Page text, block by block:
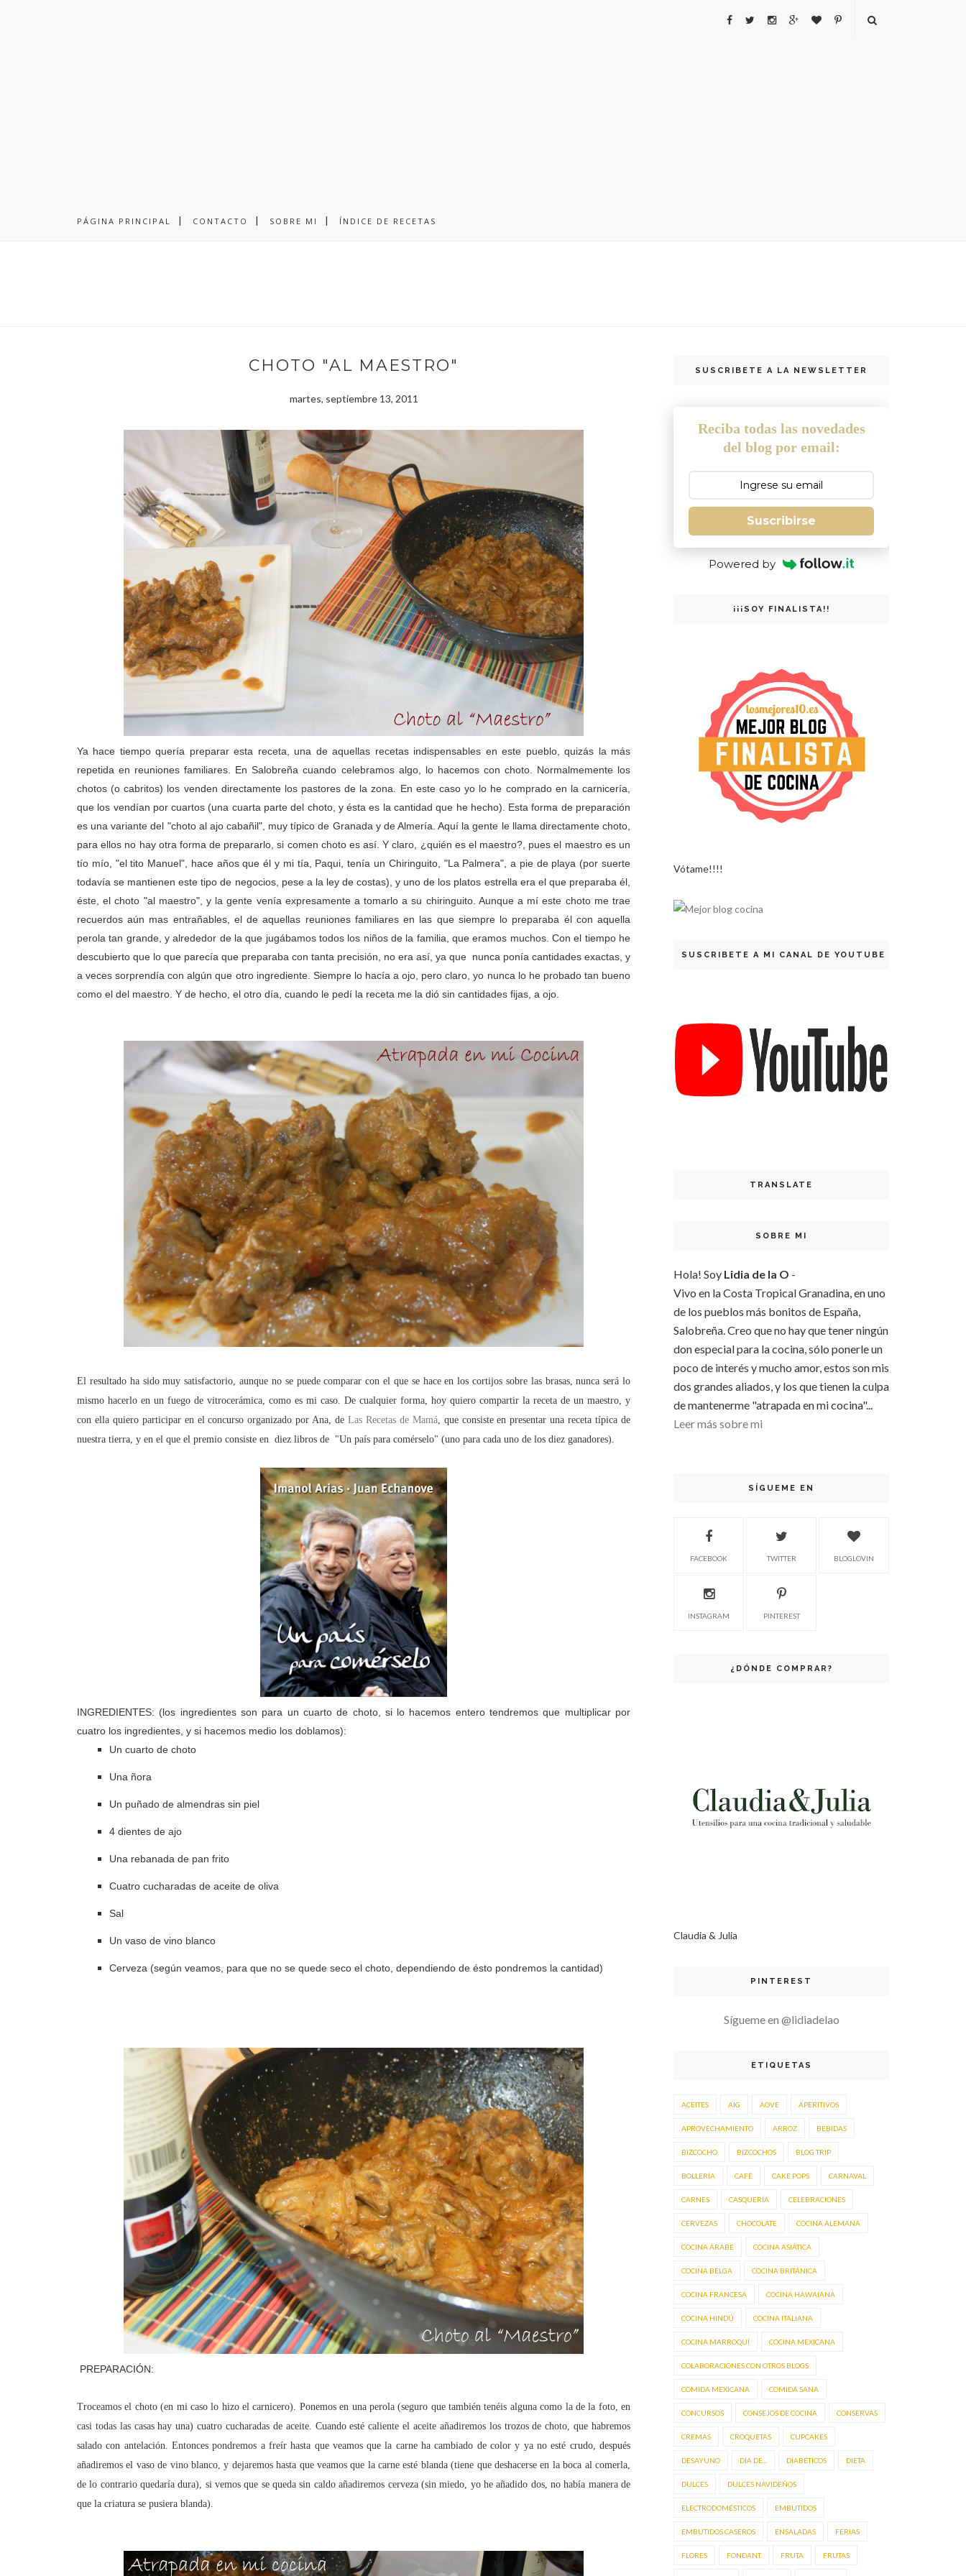
PÁGINA PRINCIPAL CONTACTO SOBRE MI ÍNDICE DE RECETAS
CHOTO "AL MAESTRO"
martes, septiembre 13, 2011
Ya hace tiempo quería preparar esta receta, una de aquellas recetas indispensables en este pueblo, quizás la más
repetida en reuniones familiares. En Salobreña cuando celebramos algo, lo hacemos con choto. Normalmemente los
chotos (o cabritos) los venden directamente los pastores de la zona. En este caso yo lo he comprado en la carnicería,
que los vendían por cuartos (una cuarta parte del choto, y ésta es la cantidad que he hecho). Esta forma de preparación
es una variante del "choto al ajo cabañil", muy típico de Granada y de Almería. Aquí la gente le llama directamente choto,
para ellos no hay otra forma de prepararlo, si comen choto es así. Y claro, ¿quién es el maestro?, pues el maestro es un
tío mío, "el tito Manuel", hace años que él y mi tía, Paqui, tenía un Chiringuito, "La Palmera", a pie de playa (por suerte
todavía se mantienen este tipo de negocios, pese a la ley de costas), y uno de los platos estrella era el que preparaba él,
éste, el choto "al maestro", y la gente venía expresamente a tomarlo a su chiringuito. Aunque a mí este choto me trae
recuerdos aún mas entrañables, el de aquellas reuniones familiares en las que siempre lo preparaba él con aquella
perola tan grande, y alrededor de la que jugábamos todos los niños de la familia, que eramos muchos. Con el tiempo he
descubierto que lo que parecía que preparaba con tanta precisión, no era así, ya que nunca ponía cantidades exactas, y
a veces sorprendía con algún que otro ingrediente. Siempre lo hacía a ojo, pero claro, yo nunca lo he probado tan bueno
como el del maestro. Y de hecho, el otro día, cuando le pedí la receta me la dió sin cantidades fijas, a ojo.
El resultado ha sido muy satisfactorio, aunque no se puede comparar con el que se hace en los cortijos sobre las brasas, nunca será lo
mismo hacerlo en un fuego de vitrocerámica, como es mi caso. De cualquier forma, hoy quiero compartir la receta de un maestro, y
con ella quiero participar en el concurso organizado por Ana, de Las Recetas de Mamá, que consiste en presentar una receta típica de
nuestra tierra, y en el que el premio consiste en diez libros de "Un país para comérselo" (uno para cada uno de los diez ganadores).
INGREDIENTES: (los ingredientes son para un cuarto de choto, si lo hacemos entero tendremos que multiplicar por
cuatro los ingredientes, y si hacemos medio los doblamos):
Un cuarto de choto
Una ñora
Un puñado de almendras sin piel
4 dientes de ajo
Una rebanada de pan frito
Cuatro cucharadas de aceite de oliva
Sal
Un vaso de vino blanco
Cerveza (según veamos, para que no se quede seco el choto, dependiendo de ésto pondremos la cantidad)
PREPARACIÓN:
Troceamos el choto (en mi caso lo hizo el carnicero). Ponemos en una perola (seguro que también tenéis alguna como la de la foto, en
casi todas las casas hay una) cuatro cucharadas de aceite. Cuando esté caliente el aceite añadiremos los trozos de choto, que habremos
salado con antelación. Entonces pondremos a freír hasta que veamos que la carne ha cambiado de color y ya no esté crudo, después
añadiremos el vaso de vino blanco, y dejaremos hasta que veamos que la carne esté blanda (tiene que deshacerse en la boca al comerla,
de lo contrario quedaría dura), si vemos que se queda sin caldo añadiremos cerveza (sin miedo, yo he añadido dos, no había manera de
que la criatura se pusiera blanda).
SUSCRIBETE A LA NEWSLETTER
Reciba todas las novedades
del blog por email:
Suscribirse
Powered by
¡¡¡SOY FINALISTA!!
Vótame!!!!
SUSCRIBETE A MI CANAL DE YOUTUBE
TRANSLATE
SOBRE MI
Hola! Soy Lidia de la O -
Vivo en la Costa Tropical Granadina, en uno
de los pueblos más bonitos de España,
Salobreña. Creo que no hay que tener ningún
don especial para la cocina, sólo ponerle un
poco de interés y mucho amor, estos son mis
dos grandes aliados, y los que tienen la culpa
de mantenerme "atrapada en mi cocina"...
Leer más sobre mi
SÍGUEME EN
FACEBOOK TWITTER BLOGLOVIN
INSTAGRAM PINTEREST
¿DÓNDE COMPRAR?
Claudia & Julia
PINTEREST
Sígueme en @lidiadelao
ETIQUETAS
ACEITES AIG AOVE APERITIVOS
APROVECHAMIENTO ARROZ BEBIDAS
BIZCOCHO BIZCOCHOS BLOG TRIP
BOLLERÍA CAFÉ CAKE POPS CARNAVAL
CARNES CASQUERÍA CELEBRACIONES
CERVEZAS CHOCOLATE COCINA ALEMANA
COCINA ÁRABE COCINA ASIÁTICA
COCINA BELGA COCINA BRITÁNICA
COCINA FRANCESA COCINA HAWAIANA
COCINA HINDÚ COCINA ITALIANA
COCINA MARROQUÍ COCINA MEXICANA
COLABORACIONES CON OTROS BLOGS
COMIDA MEXICANA COMIDA SANA
CONCURSOS CONSEJOS DE COCINA CONSERVAS
CREMAS CROQUETAS CUPCAKES
DESAYUNO DÍA DE... DIABÉTICOS DIETA
DULCES DULCES NAVIDEÑOS
ELECTRODOMÉSTICOS EMBUTIDOS
EMBUTIDOS CASEROS ENSALADAS FERIAS
FLORES FONDANT FRUTA FRUTAS